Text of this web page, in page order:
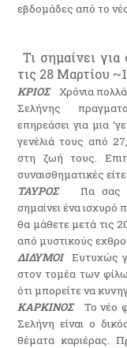
εβδομάδες από το
Τι σημαίνει
τις 28 Μαρτίου
ΚΡΙΟΣ
Χρόνια
Σελήνης
επηρεάσει για μια
γενέλιά τους από
στη ζωή τους.
συναισθηματικές
ΤΑΥΡΟΣΓια σας
σημαίνει ένα ισχυρό
θα μάθετε μετά τις
από μυστικούς
ΔΙΔΥΜΟΙΕυτυχώς
στον τομέα των
ότι μπορείτε να
ΚΑΡΚΙΝΟΣΤο νέο
Σελήνη είναι ο
θέματα καριέρας.